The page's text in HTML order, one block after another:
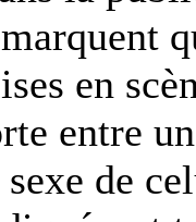
en
entre
de